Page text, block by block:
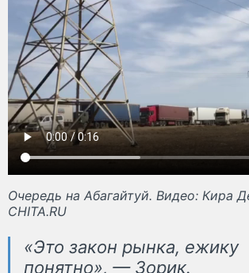
Очередь на Абагайтуй. Видео: Кира
CHITA.RU
«Это закон рынка, ежику
понятно», — Зорик.